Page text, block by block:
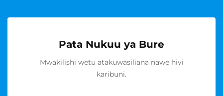
Pata Nukuu ya Bure
Mwakilishi wetu atakuwasiliana nawe hivi
karibuni.